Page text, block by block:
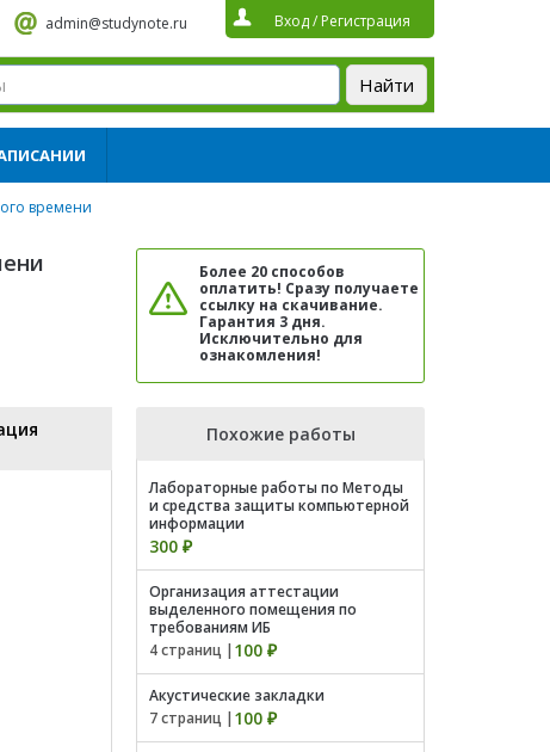
admin@studynote.ru Вход/ Регистрация
времени
Более 20 способов
оплатить! Сразу получаете
ссылку на скачивание.
Гарантия 3 дня.
Исключительно для
ознакомления!
Похожие работы
Лабораторные работы по Методы
и средства защиты компьютерной
информации
300 ₽
Организация аттестации
выделенного помещения по
требованиям ИБ
4 страниц | 100 ₽
Акустические закладки
7 страниц | 100 ₽